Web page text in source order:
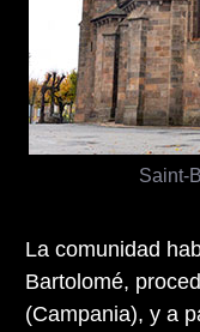
Saint-
La comunidad
Bartolomé,
(Campania), y a